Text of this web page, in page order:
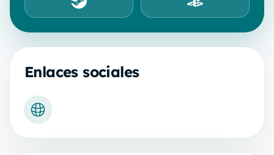
Steam PlayStation Store
Enlaces sociales
Sitio web oficial